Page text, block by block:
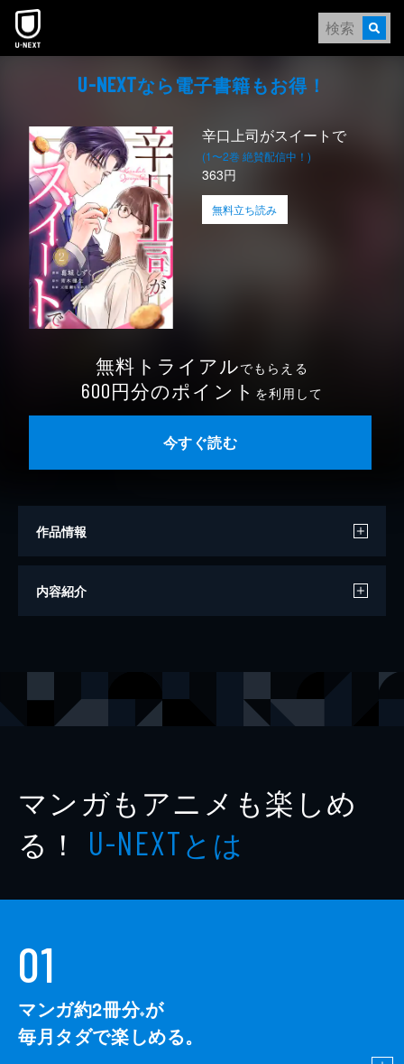
本文へスキップ
U-NEXTなら電⼦書籍もお得！
辛口上司がスイートで
(1〜2巻 絶賛配信中！)
363円
無料立ち読み
無料トライアルでもらえる
600円分のポイント を利用して
今すぐ読む
作品情報
著者
レーベル mono comic
内容紹介
マンガもアニメも楽しめ
る！ U-NEXTとは
01
マンガ約2冊分※が
毎月タダで楽しめる。